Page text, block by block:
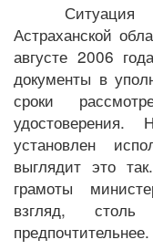
Астраханской
августе 2006
документы в
сроки
установлен
выглядит это
грамоты
взгляд,